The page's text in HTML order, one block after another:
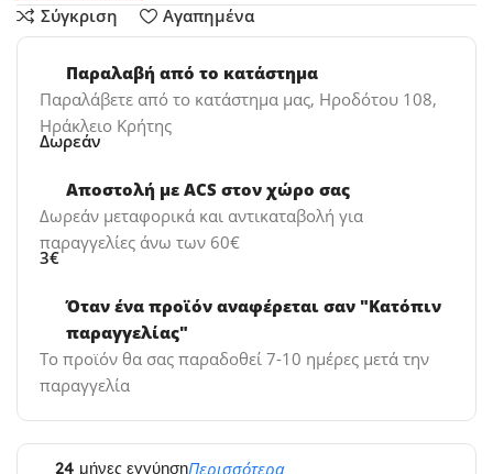
Σύγκριση
Αγαπημένα
Παραλαβή από το κατάστημα
Παραλάβετε από το κατάστημα μας, Ηροδότου 108,
Ηράκλειο Κρήτης
Δωρεάν
Αποστολή με ACS στον χώρο σας
Δωρεάν μεταφορικά και αντικαταβολή για
παραγγελίες άνω των 60€
3€
Όταν ένα προϊόν αναφέρεται σαν "Κατόπιν
παραγγελίας"
Το προϊόν θα σας παραδοθεί 7-10 ημέρες μετά την
παραγγελία
24 μήνες εγγύησηΠερισσότερα